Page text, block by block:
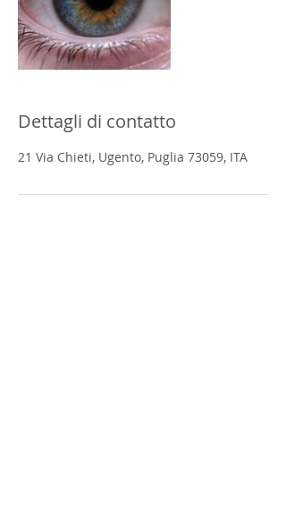
Dettagli di contatto
21 Via Chieti, Ugento, Puglia 73059, ITA